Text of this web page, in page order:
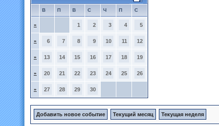
В П В С Ч П С
» 1 2 3 4 5
» 6 7 8 9 10 11 12
» 13 14 15 16 17 18 19
» 20 21 22 23 24 25 26
» 27 28 29 30
Добавить новое событие Текущий месяц Текущая неделя